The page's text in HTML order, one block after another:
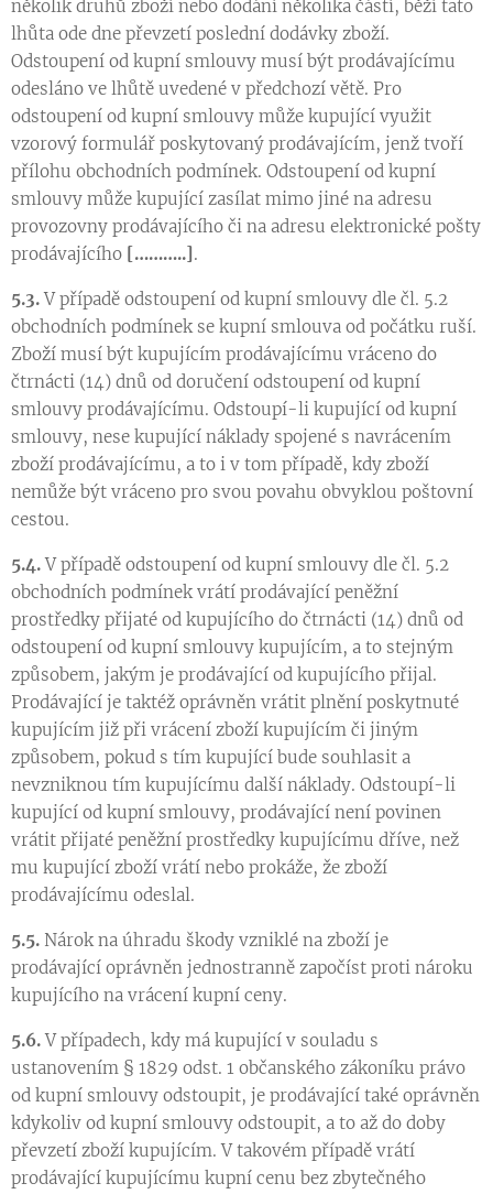
několik druhů zboží nebo dodání několika částí, běží tato
lhůta ode dne převzetí poslední dodávky zboží.
Odstoupení od kupní smlouvy musí být prodávajícímu
odesláno ve lhůtě uvedené v předchozí větě. Pro
odstoupení od kupní smlouvy může kupující využit
vzorový formulář poskytovaný prodávajícím, jenž tvoří
přílohu obchodních podmínek. Odstoupení od kupní
smlouvy může kupující zasílat mimo jiné na adresu
provozovny prodávajícího či na adresu elektronické pošty
prodávajícího [………..].
5.3.V případě odstoupení od kupní smlouvy dle čl. 5.2
obchodních podmínek se kupní smlouva od počátku ruší.
Zboží musí být kupujícím prodávajícímu vráceno do
čtrnácti (14) dnů od doručení odstoupení od kupní
smlouvy prodávajícímu. Odstoupí-li kupující od kupní
smlouvy, nese kupující náklady spojené s navrácením
zboží prodávajícímu, a to i v tom případě, kdy zboží
nemůže být vráceno pro svou povahu obvyklou poštovní
cestou.
5.4.V případě odstoupení od kupní smlouvy dle čl. 5.2
obchodních podmínek vrátí prodávající peněžní
prostředky přijaté od kupujícího do čtrnácti (14) dnů od
odstoupení od kupní smlouvy kupujícím, a to stejným
způsobem, jakým je prodávající od kupujícího přijal.
Prodávající je taktéž oprávněn vrátit plnění poskytnuté
kupujícím již při vrácení zboží kupujícím či jiným
způsobem, pokud s tím kupující bude souhlasit a
nevzniknou tím kupujícímu další náklady. Odstoupí-li
kupující od kupní smlouvy, prodávající není povinen
vrátit přijaté peněžní prostředky kupujícímu dříve, než
mu kupující zboží vrátí nebo prokáže, že zboží
prodávajícímu odeslal.
5.5. Nárok na úhradu škody vzniklé na zboží je
prodávající oprávněn jednostranně započíst proti nároku
kupujícího na vrácení kupní ceny.
5.6.V případech, kdy má kupující v souladu s
ustanovením § 1829 odst. 1 občanského zákoníku právo
od kupní smlouvy odstoupit, je prodávající také oprávněn
kdykoliv od kupní smlouvy odstoupit, a to až do doby
převzetí zboží kupujícím. V takovém případě vrátí
prodávající kupujícímu kupní cenu bez zbytečného